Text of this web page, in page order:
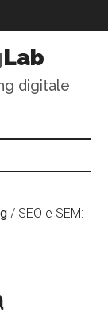
Lab
digitale
/ SEO e SEM: